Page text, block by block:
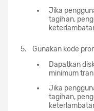
Jika
tagihan,
Gunakan kode
Dapatkan
minimum
Jika
tagihan,